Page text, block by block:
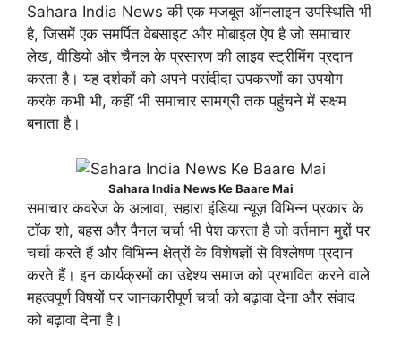
Sahara India News की एक मजबूत ऑनलाइन उपस्थिति भी
है, जिसमें एक समर्पित वेबसाइट और मोबाइल ऐप है जो समाचार
लेख, वीडियो और चैनल के प्रसारण की लाइव स्ट्रीमिंग प्रदान
करता है। यह दर्शकों को अपने पसंदीदा उपकरणों का उपयोग
करके कभी भी, कहीं भी समाचार सामग्री तक पहुंचने में सक्षम
बनाता है।
Sahara India News Ke Baare Mai
समाचार कवरेज के अलावा, सहारा इंडिया न्यूज़ विभिन्न प्रकार के
टॉक शो, बहस और पैनल चर्चा भी पेश करता है जो वर्तमान मुद्दों पर
चर्चा करते हैं और विभिन्न क्षेत्रों के विशेषज्ञों से विश्लेषण प्रदान
करते हैं। इन कार्यक्रमों का उद्देश्य समाज को प्रभावित करने वाले
महत्वपूर्ण विषयों पर जानकारीपूर्ण चर्चा को बढ़ावा देना और संवाद
को बढ़ावा देना है।